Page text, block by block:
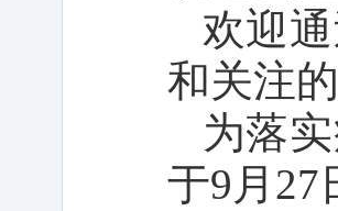
欢迎
和关注
为落
于9月27